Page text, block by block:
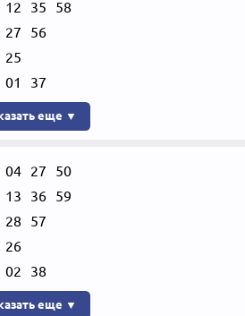
12 35 58
27 56
25
01 37
еще ▼
04 27 50
13 36 59
28 57
26
02 38
еще ▼